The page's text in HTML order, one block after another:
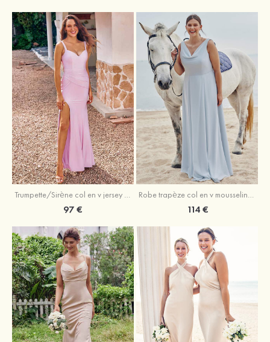
Trumpette/Sirène col en v jersey ras du sol robe de demoiselle d'honneur
97 €
Robe trapèze col en v mousseline ras du sol robe de demoiselle d'honneur
114 €